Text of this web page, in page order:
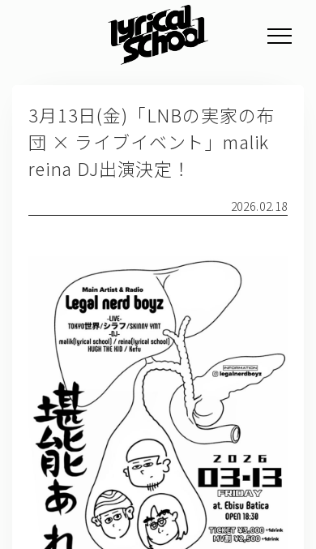
3月13日(金)「LNBの実家の布
団 × ライブイベント」malik
reina DJ出演決定！
2026.02.18
PROFILE
SCHEDULE
GOODS
FAN CLUB
TICKET
問い合わせ, 取材,出演依頼